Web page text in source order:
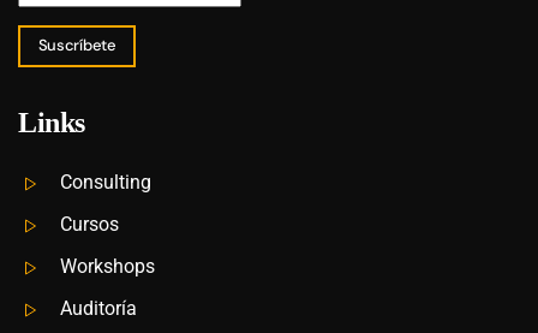
Suscríbete
Links
Consulting
Cursos
Workshops
Auditoría